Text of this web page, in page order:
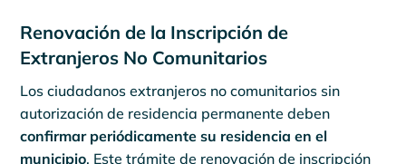
Renovación de la Inscripción de
Extranjeros No Comunitarios
Los ciudadanos extranjeros no comunitarios sin
autorización de residencia permanente deben
confirmar periódicamente su residencia en el
municipio. Este trámite de renovación de inscripción